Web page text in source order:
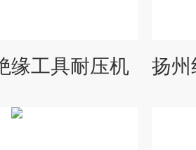
缘工具耐压机